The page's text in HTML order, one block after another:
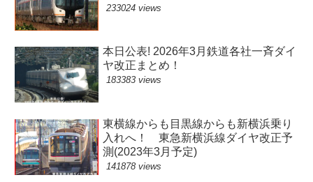
233024 views
本日公表! 2026年3月鉄道各社一斉ダイ
ヤ改正まとめ！
183383 views
東横線からも目黒線からも新横浜乗り
入れへ！ 東急新横浜線ダイヤ改正予
測(2023年3月予定)
141878 views